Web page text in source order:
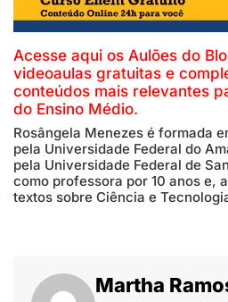
Acesse aqui os Aulões do
videoaulas gratuitas e
conteúdos mais relevantes
do Ensino Médio.
Rosângela Menezes é formada
pela Universidade Federal do
pela Universidade Federal de
como professora por 10 anos e,
textos sobre Ciência e
Martha